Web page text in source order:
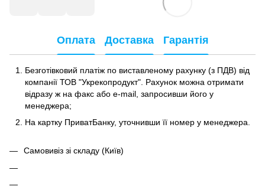
Оплата Доставка Гарантія
Безготівковий платіж по виставленому рахунку (з ПДВ) від
компанії ТОВ "Укрекопродукт". Рахунок можна отримати
відразу ж на факс або e-mail, запросивши його у
менеджера;
На картку ПриватБанку, уточнивши її номер у менеджера.
Самовивіз зі складу (Київ)